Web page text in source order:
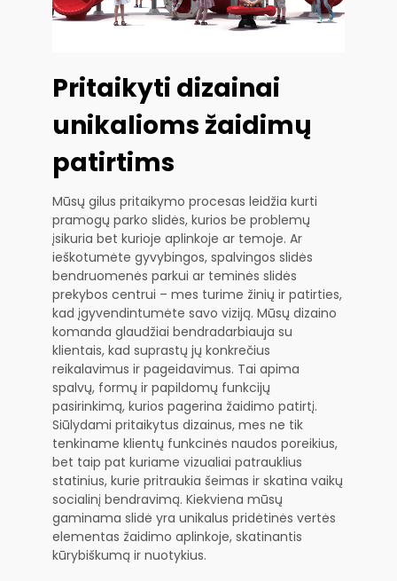
Pritaikyti dizainai
unikalioms žaidimų
patirtims
Mūsų gilus pritaikymo procesas leidžia kurti
pramogų parko slidės, kurios be problemų
įsikuria bet kurioje aplinkoje ar temoje. Ar
ieškotumėte gyvybingos, spalvingos slidės
bendruomenės parkui ar teminės slidės
prekybos centrui – mes turime žinių ir patirties,
kad įgyvendintumėte savo viziją. Mūsų dizaino
komanda glaudžiai bendradarbiauja su
klientais, kad suprastų jų konkrečius
reikalavimus ir pageidavimus. Tai apima
spalvų, formų ir papildomų funkcijų
pasirinkimą, kurios pagerina žaidimo patirtį.
Siūlydami pritaikytus dizainus, mes ne tik
tenkiname klientų funkcinės naudos poreikius,
bet taip pat kuriame vizualiai patrauklius
statinius, kurie pritraukia šeimas ir skatina vaikų
socialinį bendravimą. Kiekviena mūsų
gaminama slidė yra unikalus pridėtinės vertės
elementas žaidimo aplinkoje, skatinantis
kūrybiškumą ir nuotykius.